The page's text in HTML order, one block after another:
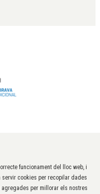
Palafrugell
funcionament del lloc web, i
servir cookies per recopilar dades
per millorar els nostres